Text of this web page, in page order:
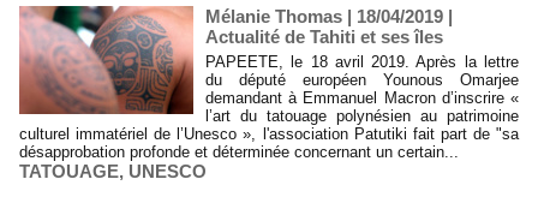
Mélanie Thomas | 18/04/2019 |
Actualité de Tahiti et ses îles
PAPEETE, le 18 avril 2019. Après la lettre
du député européen Younous Omarjee
demandant à Emmanuel Macron d’inscrire «
l’art du tatouage polynésien au patrimoine
culturel immatériel de l’Unesco », l'association Patutiki fait part de "sa
désapprobation profonde et déterminée concernant un certain...
TATOUAGE, UNESCO